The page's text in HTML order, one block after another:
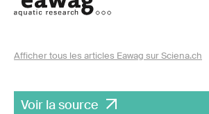
Afficher tous les articles Eawag sur Sciena.ch
Voir la source